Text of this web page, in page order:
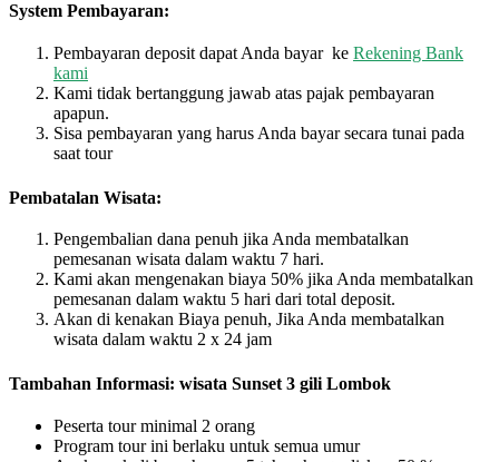
System Pembayaran:
Pembayaran deposit dapat Anda bayar ke Rekening Bank
kami
Kami tidak bertanggung jawab atas pajak pembayaran
apapun.
Sisa pembayaran yang harus Anda bayar secara tunai pada
saat tour
Pembatalan Wisata:
Pengembalian dana penuh jika Anda membatalkan
pemesanan wisata dalam waktu 7 hari.
Kami akan mengenakan biaya 50% jika Anda membatalkan
pemesanan dalam waktu 5 hari dari total deposit.
Akan di kenakan Biaya penuh, Jika Anda membatalkan
wisata dalam waktu 2 x 24 jam
Tambahan Informasi: wisata Sunset 3 gili Lombok
Peserta tour minimal 2 orang
Program tour ini berlaku untuk semua umur